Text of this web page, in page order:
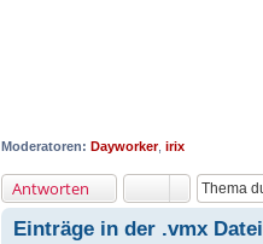
Moderatoren: Dayworker, irix
Antworten
Einträge in der .vmx Datei